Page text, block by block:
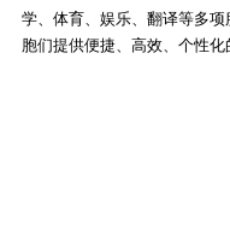
学、体育、娱乐、翻译等多
胞们提供便捷、高效、个性化